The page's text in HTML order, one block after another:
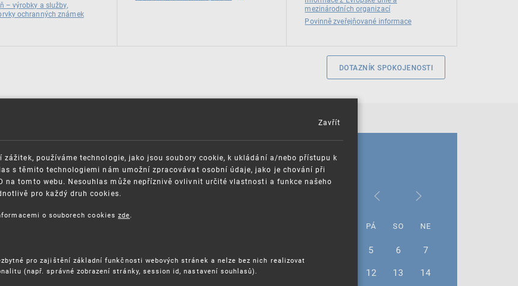
– výrobky a služby,
ochranných známek
mezinárodních organizací
Povinně zveřejňované informace
DOTAZNÍK SPOKOJENOSTI
služeb - 5.8.2026
17. 9. 2026
KALENDÁŘ
PÁ SO NE
5 6
7
12 13
14
zážitek, používáme technologie, jako jsou soubory cookie, k ukládání a/nebo přístupu k
s těmito technologiemi nám umožní zpracovávat osobní údaje, jako je chování při
na tomto webu. Nesouhlas může nepříznivě ovlivnit určité vlastnosti a funkce našeho
pro každý druh cookies.
o souborech cookies zde.
pro zajištění základní funkčnosti webových stránek a nelze bez nich realizovat
(např. správné zobrazení stránky, session id, nastavení souhlasů).
Zavřít